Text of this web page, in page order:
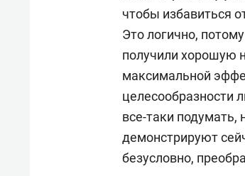
чтобы избавиться
Это логично,
получили хорошую
максимальной
целесообразности
все-таки подумать,
демонстрируют
безусловно,